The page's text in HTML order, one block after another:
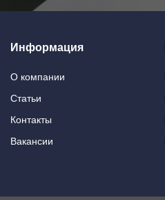
Информация
О компании
Статьи
Контакты
Вакансии